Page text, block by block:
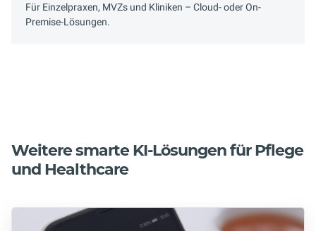
Für Einzelpraxen, MVZs und Kliniken – Cloud- oder On-
Premise-Lösungen.
Weitere smarte KI-Lösungen für Pflege
und Healthcare